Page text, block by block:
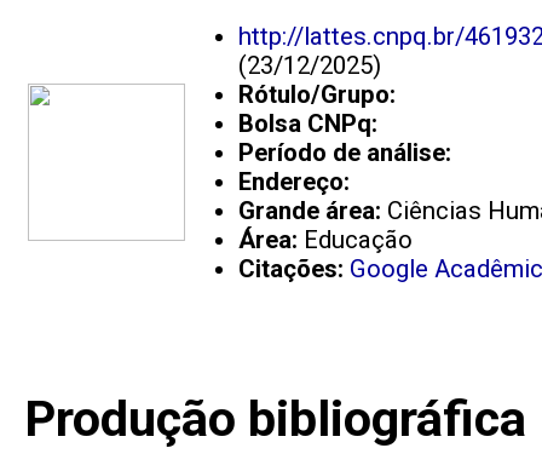
http://lattes.cnpq.br/
(23/12/2025)
Rótulo/Grupo:
Bolsa CNPq:
Período de análise:
Endereço:
Grande área: Ciências
Área: Educação
Citações: Google
Produção bibliográfica